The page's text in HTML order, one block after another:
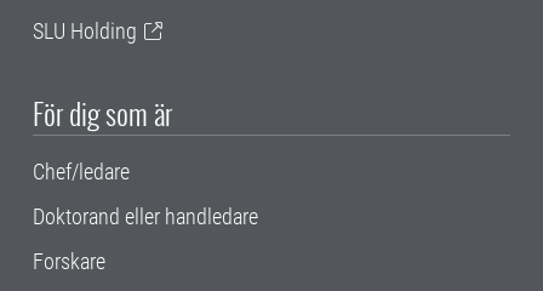
SLU Holding
För dig som är
Chef/ledare
Doktorand eller handledare
Forskare